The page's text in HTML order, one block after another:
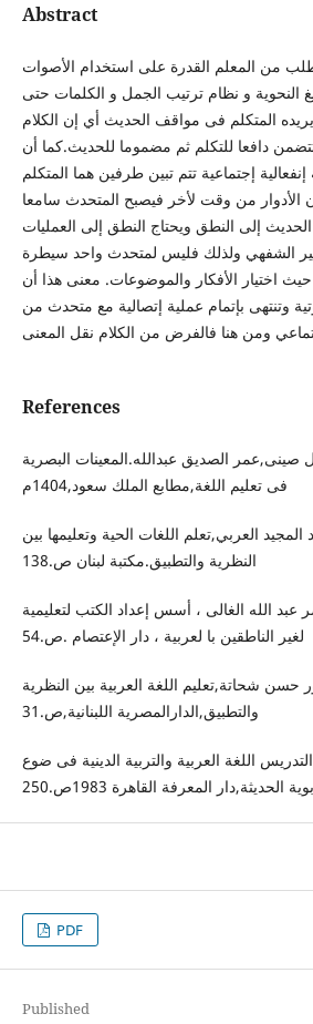
Abstract
تطلب من المعلم القدرة على استخدام الأصوات
النحوية و نظام ترتيب الجمل و الكلمات حتى
المتكلم فى مواقف الحديث أي إن الكلام
دافعا للتكلم ثم مضموما للحديث.كما أن
إنفعالية إجتماعية تتم تبين طرفين هما المتكلم
الأدوار من وقت لأخر فيصبح المتحدث سامعا
الحديث إلى النطق ويحتاج النطق إلى العمليات
الشفهي ولذلك فليس لمتحدث واحد سيطرة
اختيار الأفكار والموضوعات. معنى هذا أن
وتنتهى بإتمام عملية إتصالية مع متحدث من
ومن هنا فالفرض من الكلام نقل المعنى
References
صينى,عمر الصديق عبدالله.المعينات البصرية
فى تعليم اللغة,مطابع الملك سعود,1404م
المجيد العربي,تعلم اللغات الحية وتعليمها بين
النظرية والتطبيق.مكتبة لبنان ص.138
عبد الله الغالى ، أسس إعداد الكتب لتعليمية
لغير الناطقين با لعربية ، دار الإعتصام .ص.54
حسن شحاتة,تعليم اللغة العربية بين النظرية
والتطبيق,الدارالمصرية اللبنانية,ص.31
اللغة العربية والتربية الدينية فى ضوع
الحديثة,دار المعرفة القاهرة 1983ص.250
PDF
Published